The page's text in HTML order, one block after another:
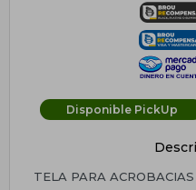
Disponible PickUp
TELA PARA